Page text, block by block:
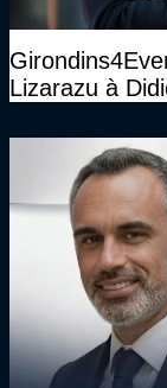
Lizarazu à